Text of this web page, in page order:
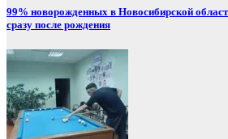
99% новорожденных в Новосибирской
сразу после рождения